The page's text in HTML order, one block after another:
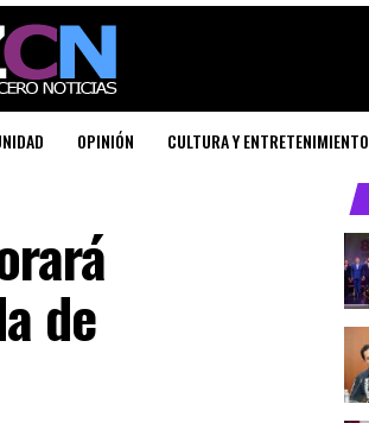
OPINIÓN CULTURA Y ENTRETENIMIENTO
de